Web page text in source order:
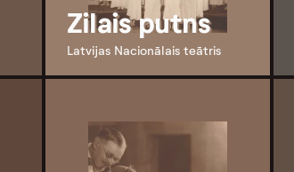
Zilais putns
Latvijas Nacionālais teātris